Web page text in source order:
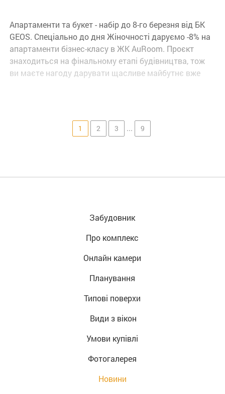
Апартаменти та букет - набір до 8-го березня від БК
GEOS. Спеціально до дня Жіночності даруємо -8% на
апартаменти бізнес-класу в ЖК AuRoom. Проєкт
знаходиться на фінальному етапі будівництва, тож
ви маєте нагоду дарувати щасливе майбутнє вже
1 2 3 ... 9
Забудовник
Про комплекс
Онлайн камери
Планування
Типові поверхи
Види з вікон
Умови купівлі
Фотогалерея
Новини